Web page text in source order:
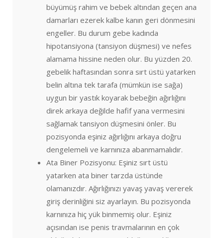
büyümüş rahim ve bebek altından geçen ana
damarları ezerek kalbe kanın geri dönmesini
engeller. Bu durum gebe kadında
hipotansiyona (tansiyon düşmesi) ve nefes
alamama hissine neden olur. Bu yüzden 20.
gebelik haftasından sonra sırt üstü yatarken
belin altına tek tarafa (mümkün ise sağa)
uygun bir yastık koyarak bebeğin ağırlığını
direk arkaya değilde hafif yana vermesini
sağlamak tansiyon düşmesini önler. Bu
pozisyonda eşiniz ağırlığını arkaya doğru
dengelemeli ve karnınıza abanmamalıdır.
Ata Biner Pozisyonu: Eşiniz sırt üstü
yatarken ata biner tarzda üstünde
olamanızdır. Ağırlığınızı yavaş yavaş vererek
giriş derinliğini siz ayarlayın. Bu pozisyonda
karnınıza hiç yük binmemiş olur. Eşiniz
açısından ise penis travmalarının en çok